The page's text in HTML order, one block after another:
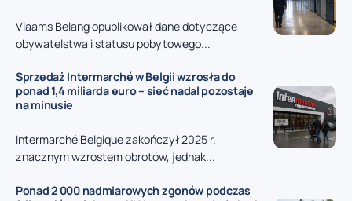
Vlaams Belang opublikował dane dotyczące
obywatelstwa i statusu pobytowego...
Sprzedaż Intermarché w Belgii wzrosła do
ponad 1,4 miliarda euro – sieć nadal pozostaje
na minusie
Intermarché Belgique zakończył 2025 r.
znacznym wzrostem obrotów, jednak...
Ponad 2 000 nadmiarowych zgonów podczas